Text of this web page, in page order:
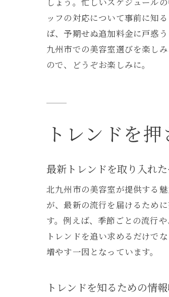
ッフの対応について事前に知
ば、予期せぬ追加料金に戸惑
九州市での美容室選びを楽し
ので、どうぞお楽しみに。
トレンドを
最新トレンドを取り入れ
北九州市の美容室が提供する
が、最新の流行を届けるため
す。例えば、季節ごとの流行
トレンドを追い求めるだけで
増やす一因となっています。
トレンドを知るための情